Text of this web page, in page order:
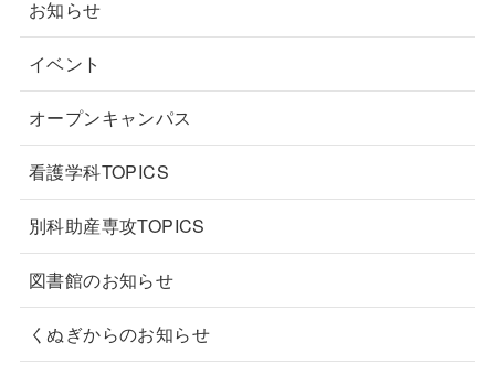
お知らせ
イベント
オープンキャンパス
看護学科TOPICS
別科助産専攻TOPICS
図書館のお知らせ
くぬぎからのお知らせ